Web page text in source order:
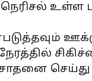
உள்ள